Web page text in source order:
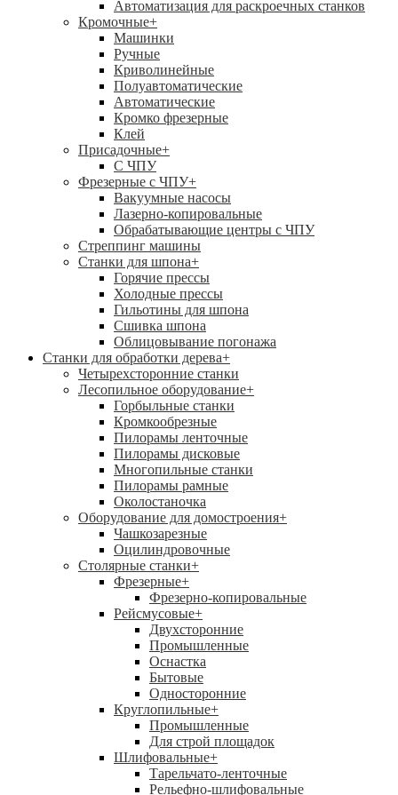
Автоматизация для раскроечных станков
Кромочные+
Машинки
Ручные
Криволинейные
Полуавтоматические
Автоматические
Кромко фрезерные
Клей
Присадочные+
С ЧПУ
Фрезерные с ЧПУ+
Вакуумные насосы
Лазерно-копировальные
Обрабатывающие центры с ЧПУ
Стреппинг машины
Станки для шпона+
Горячие прессы
Холодные прессы
Гильотины для шпона
Сшивка шпона
Облицовывание погонажа
Станки для обработки дерева+
Четырехсторонние станки
Лесопильное оборудование+
Горбыльные станки
Кромкообрезные
Пилорамы ленточные
Пилорамы дисковые
Многопильные станки
Пилорамы рамные
Околостаночка
Оборудование для домостроения+
Чашкозарезные
Оцилиндровочные
Столярные станки+
Фрезерные+
Фрезерно-копировальные
Рейсмусовые+
Двухсторонние
Промышленные
Оснастка
Бытовые
Односторонние
Круглопильные+
Промышленные
Для строй площадок
Шлифовальные+
Тарельчато-ленточные
Рельефно-шлифовальные